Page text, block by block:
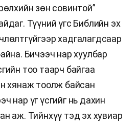
зөн совинтой”
Түүний үгс Библийн эх
хадгалагдсаар
Бичээч нар хуулбар
тоо таарч байгаа
хянаж тоолж байсан
нар үг үсгийг нь дахин
аж. Тийнхүү тэд эх хувиар